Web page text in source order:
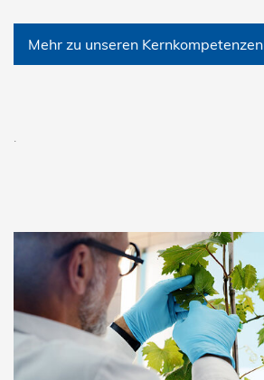
Mehr zu unseren Kernkompetenzen
.